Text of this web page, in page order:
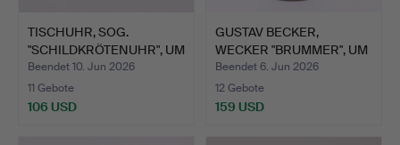
TISCHUHR, SOG.
"SCHILDKRÖTENUHR", UM
1900.
Beendet 10. Jun 2026
11 Gebote
106 USD
GUSTAV BECKER,
WECKER "BRUMMER", UM
1915.
Beendet 6. Jun 2026
12 Gebote
159 USD